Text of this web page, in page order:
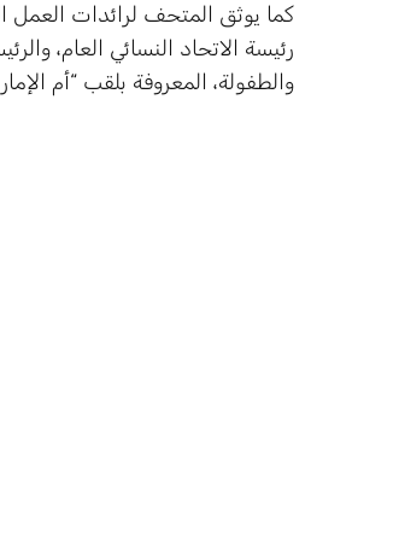
كما يوثق المتحف لرائدات العمل
رئيسة الاتحاد النسائي العام،
والطفولة، المعروفة بلقب “أم